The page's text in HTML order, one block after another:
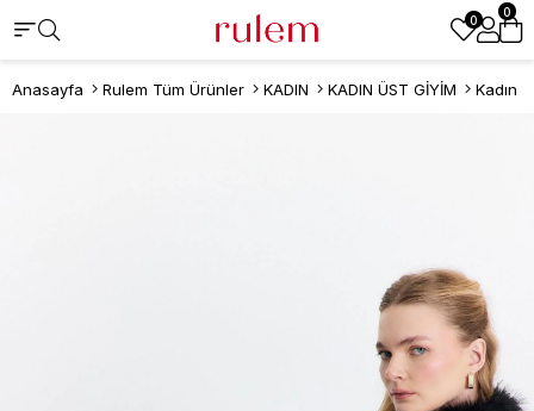
0
0
Anasayfa Rulem Tüm Ürünler KADIN KADIN ÜST GİYİM Kadın